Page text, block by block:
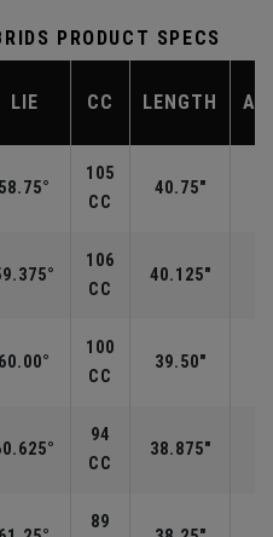
PRODUCT SPECS
LIE CC LENGTH
58.75°
105
CC
40.75"
106
CC
40.125"
60.00°
100
CC
39.50"
94
CC
38.875"
89